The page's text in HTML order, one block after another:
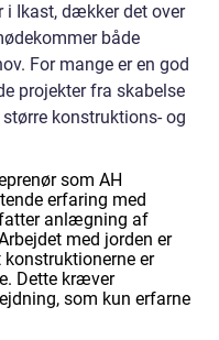
i Ikast, dækker det over
både
For mange er en god
projekter fra skabelse
konstruktions- og
som AH
erfaring med
anlægning af
med jorden er
er
Dette kræver
som kun erfarne